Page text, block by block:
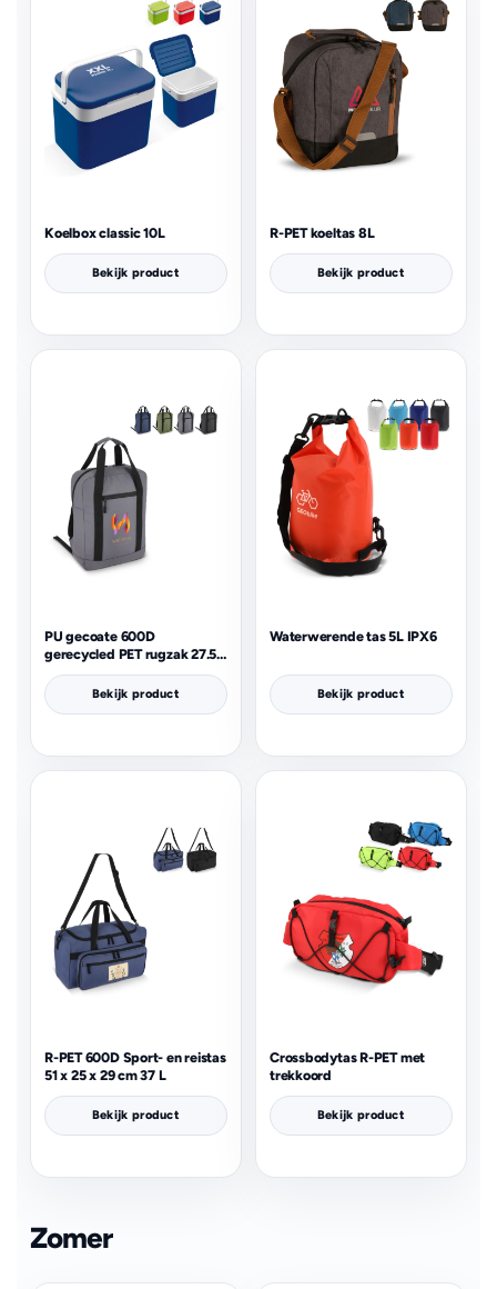
Koelbox classic 10L
Bekijk product
R-PET koeltas 8L
Bekijk product
PU gecoate 600D
gerecycled PET rugzak 27.5 x
12 x 37.5 cm 12 L
Bekijk product
Waterwerende tas 5L IPX6
Bekijk product
R-PET 600D Sport- en reistas
51 x 25 x 29 cm 37 L
Bekijk product
Crossbodytas R-PET met
trekkoord
Bekijk product
Zomer